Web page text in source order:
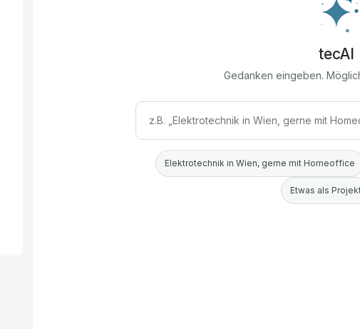
tecAI
Gedanken eingeben.
Elektrotechnik in Wien, gerne mit Homeoffice
Etwas als